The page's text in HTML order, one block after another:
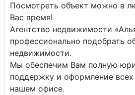
Посмотреть объект можно в
Вас время!
Агентство недвижимости
профессионально подобрать
недвижимости.
Мы обеспечим Вам полную
поддержку и оформление
нашем офисе.